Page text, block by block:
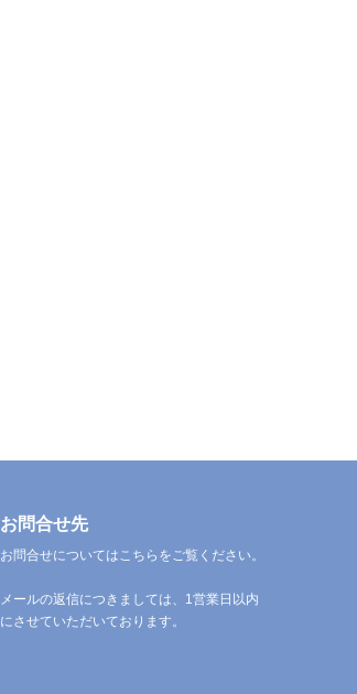
お問合せ先
お問合せについてはこちらをご覧ください。
メールの返信につきましては、1営業日以内
にさせていただいております。